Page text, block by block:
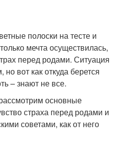
полоски на тесте и
мечта осуществилась,
перед родами. Ситуация
вот как откуда берется
– знают не все.
основные
страха перед родами и
советами, как от него